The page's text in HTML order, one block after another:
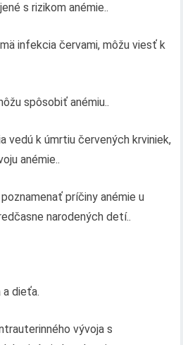
s rizikom anémie..
infekcia červami, môžu viesť k
spôsobiť anémiu..
vedú k úmrtiu červených krviniek,
anémie..
príčiny anémie u
narodených detí..
dieťa.
vývoja s